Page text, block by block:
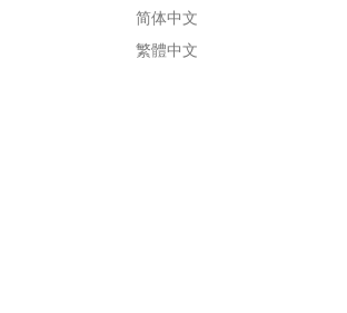
简体中文
繁體中文